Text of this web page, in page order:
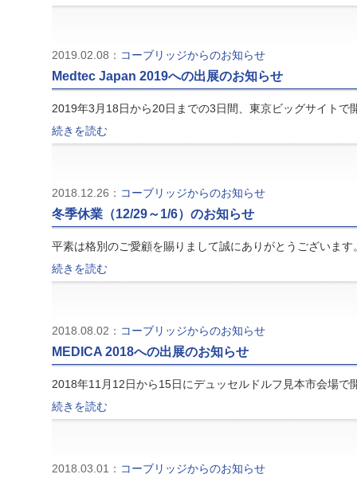
2019.02.08： コーブリッジからのお知らせ
Medtec Japan 2019への出展のお知らせ
2019年3月18日から20日までの3日間、東京ビッグサイト
続きを読む
2018.12.26： コーブリッジからのお知らせ
冬季休業（12/29～1/6）のお知らせ
平素は格別のご愛顧を賜りまして誠にありがとうございま
続きを読む
2018.08.02： コーブリッジからのお知らせ
MEDICA 2018への出展のお知らせ
2018年11月12日から15日にデュッセルドルフ見本市会場
続きを読む
2018.03.01： コーブリッジからのお知らせ